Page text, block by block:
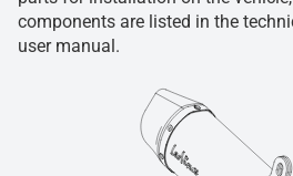
components are listed in the
user manual.